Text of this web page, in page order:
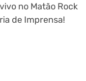
no Matão Rock
de Imprensa!